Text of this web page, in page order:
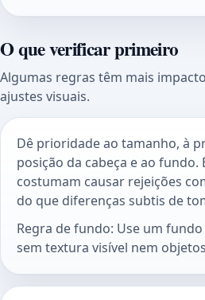
O que verificar primeiro
Algumas regras têm mais
ajustes visuais.
Dê prioridade ao tamanho, à
posição da cabeça e ao fundo.
costumam causar rejeições
do que diferenças subtis de
Regra de fundo: Use um
sem textura visível nem